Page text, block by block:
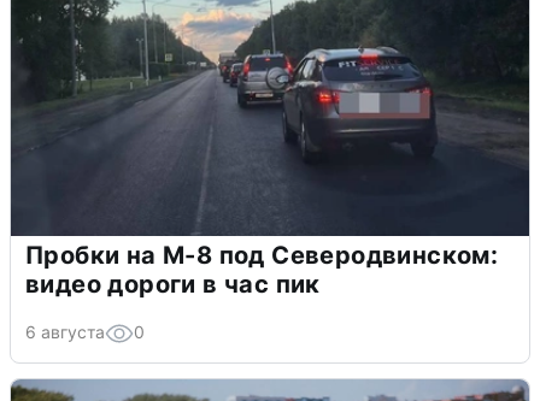
Пробки на М-8 под Северодвинском:
видео дороги в час пик
6 августа 0